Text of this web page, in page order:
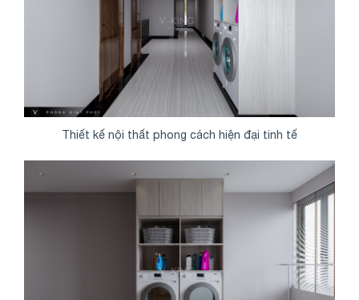
Thiết kế nội thất phong cách hiện đại tinh tế